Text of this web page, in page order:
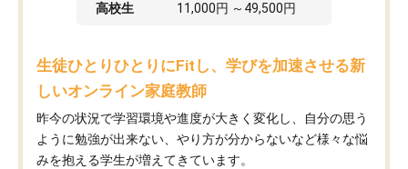
高校生 11,000円 ～49,500円
生徒ひとりひとりにFitし、学びを加速させる新
しいオンライン家庭教師
昨今の状況で学習環境や進度が大きく変化し、自分の思う
ように勉強が出来ない、やり方が分からないなど様々な悩
みを抱える学生が増えてきています。